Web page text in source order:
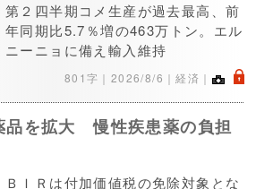
第２四半期コメ生産が過去最高、前
年同期比5.7％増の463万トン。エル
ニーニョに備え輸入維持
801字｜ 2026/8/6 ｜経済｜ .
品を拡大 慢性疾患薬の負担
ＢＩＲは付加価値税の免除対象とな